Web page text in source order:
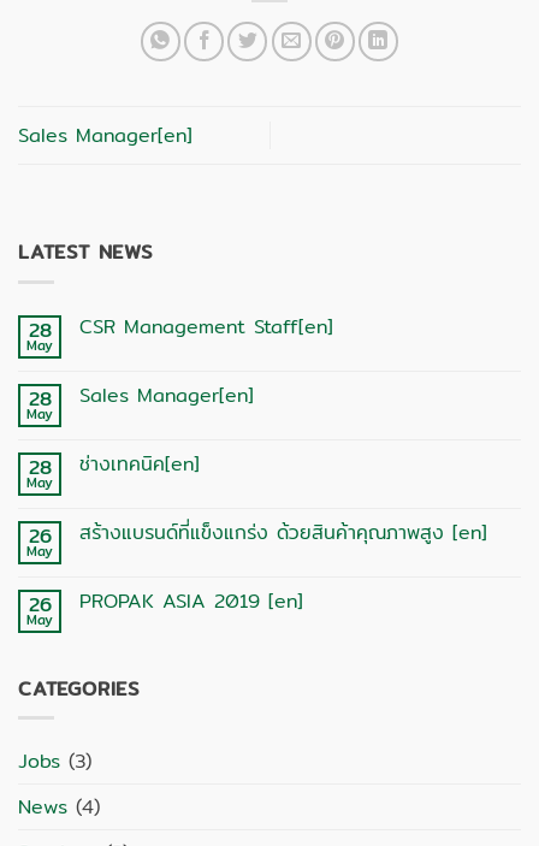
Sales Manager[en]
LATEST NEWS
28
May
CSR Management Staff[en]
CSR
28
May
Sales Manager[en]
on
Sales
28
May
ช่างเทคนิค[en]
ช่าง
26
May
สร้างแบรนด์ที่แข็งแกร่ง ด้วยสินค้าคุณภาพสูง [en]
สร้าง
สินค้า
คุณภาพ
26
May
PROPAK ASIA 2019 [en]
ASIA
2019
CATEGORIES
Jobs (3)
News (4)